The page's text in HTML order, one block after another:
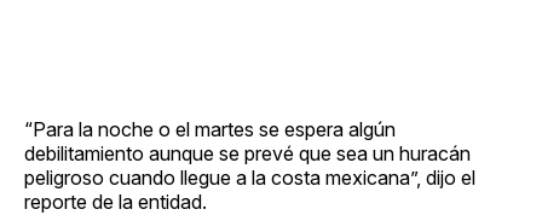
“Para la noche o el martes se espera algún
debilitamiento aunque se prevé que sea un huracán
peligroso cuando llegue a la costa mexicana”, dijo el
reporte de la entidad.